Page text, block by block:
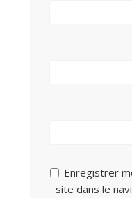
Enregistrer
site dans le